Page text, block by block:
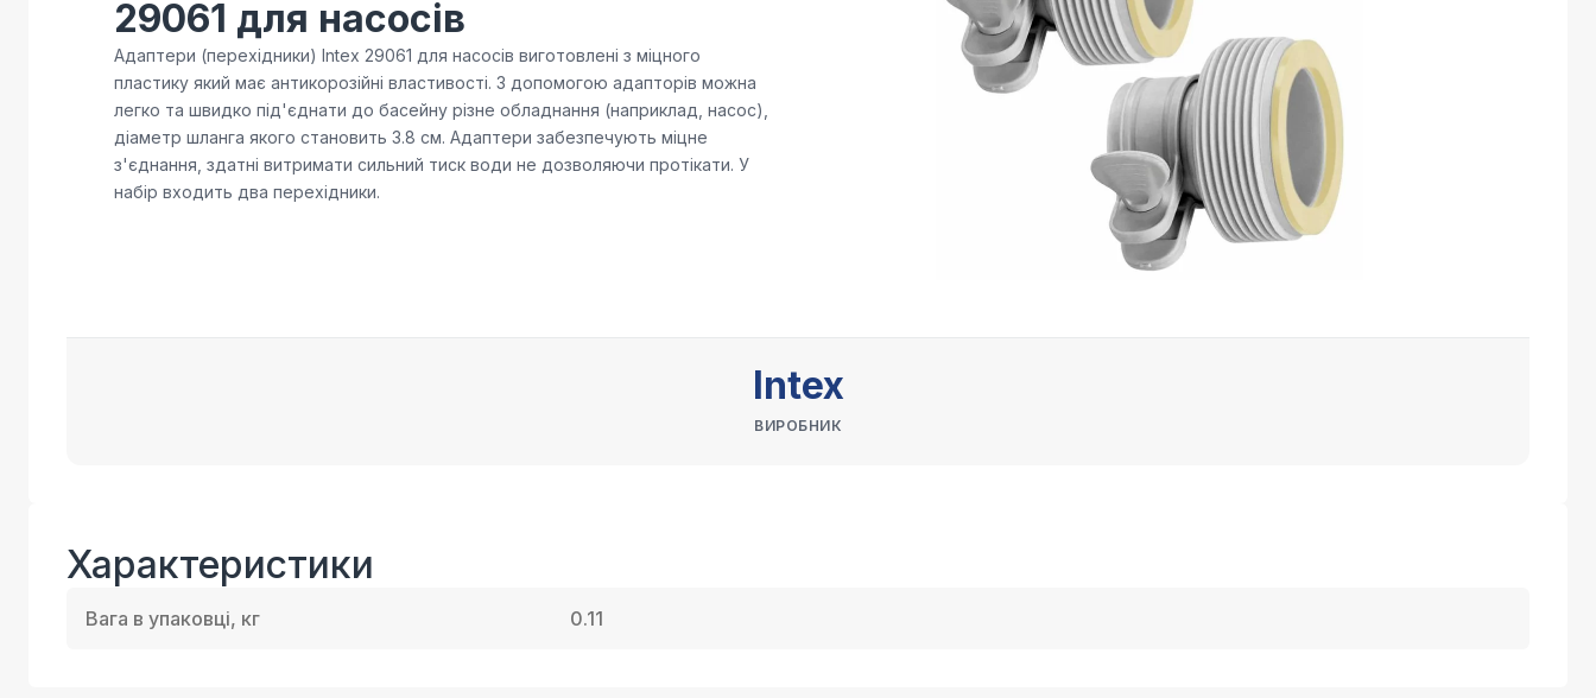
29061 для насосів
Адаптери (перехідники) Intex 29061 для насосів виготовлені з міцного
пластику який має антикорозійні властивості. З допомогою адапторів можна
легко та швидко під'єднати до басейну різне обладнання (наприклад, насос),
діаметр шланга якого становить 3.8 см. Адаптери забезпечують міцне
з'єднання, здатні витримати сильний тиск води не дозволяючи протікати. У
набір входить два перехідники.
Intex
ВИРОБНИК
Характеристики
Вага в упаковці, кг 0.11